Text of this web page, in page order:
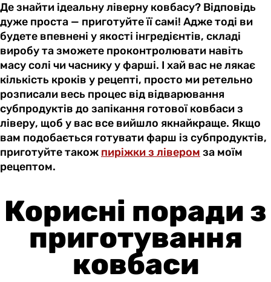
Де знайти ідеальну ліверну ковбасу? Відповідь
дуже проста — приготуйте її самі! Адже тоді ви
будете впевнені у якості інгредієнтів, складі
виробу та зможете проконтролювати навіть
масу солі чи часнику у фарші. І хай вас не лякає
кількість кроків у рецепті, просто ми ретельно
розписали весь процес від відварювання
субпродуктів до запікання готової ковбаси з
ліверу, щоб у вас все вийшло якнайкраще. Якщо
вам подобається готувати фарш із субпродуктів,
приготуйте також пиріжки з лівером за моїм
рецептом.
Корисні поради з
приготування
ковбаси